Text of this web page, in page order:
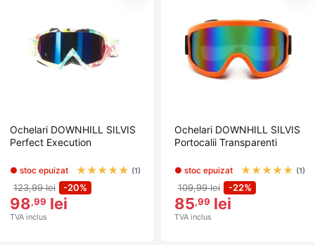
Ochelari DOWNHILL SILVIS
Perfect Execution
● stoc epuizat ★★★★★ (1)
123,99 lei -20%
98,99 lei
TVA inclus
Ochelari DOWNHILL SILVIS
Portocalii Transparenti
● stoc epuizat ★★★★★ (1)
109,99 lei -22%
85,99 lei
TVA inclus